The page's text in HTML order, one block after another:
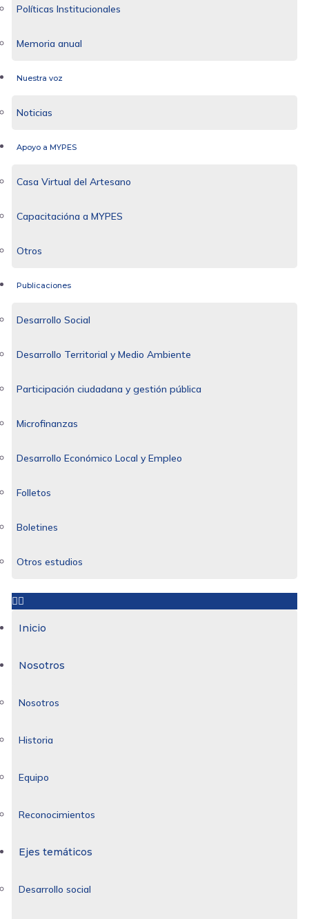
Políticas Institucionales
Memoria anual
Nuestra voz
Noticias
Apoyo a MYPES
Casa Virtual del Artesano
Capacitacióna a MYPES
Otros
Publicaciones
Desarrollo Social
Desarrollo Territorial y Medio Ambiente
Participación ciudadana y gestión pública
Microfinanzas
Desarrollo Económico Local y Empleo
Folletos
Boletines
Otros estudios
Inicio
Nosotros
Nosotros
Historia
Equipo
Reconocimientos
Ejes temáticos
Desarrollo social